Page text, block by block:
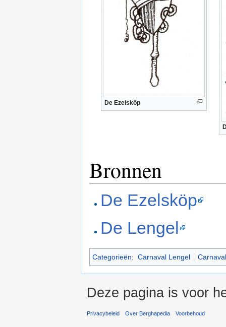
De Ezelsköp
Bronnen
De Ezelsköp
De Lengel
Categorieën: Carnaval Lengel
Deze pagina is voor
Privacybeleid Over Berghapedia Voorbehoud